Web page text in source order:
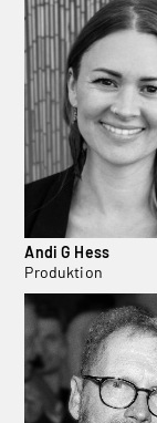
Andi G Hess
Produktion